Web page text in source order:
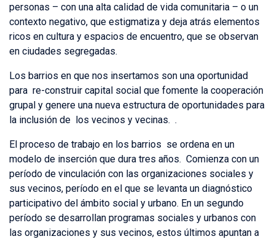
personas – con una alta calidad de vida comunitaria – o un
contexto negativo, que estigmatiza y deja atrás elementos
ricos en cultura y espacios de encuentro, que se observan
en ciudades segregadas.
Los barrios en que nos insertamos son una oportunidad
para re-construir capital social que fomente la cooperación
grupal y genere una nueva estructura de oportunidades para
la inclusión de los vecinos y vecinas. .
El proceso de trabajo en los barrios se ordena en un
modelo de inserción que dura tres años. Comienza con un
período de vinculación con las organizaciones sociales y
sus vecinos, período en el que se levanta un diagnóstico
participativo del ámbito social y urbano. En un segundo
período se desarrollan programas sociales y urbanos con
las organizaciones y sus vecinos, estos últimos apuntan a